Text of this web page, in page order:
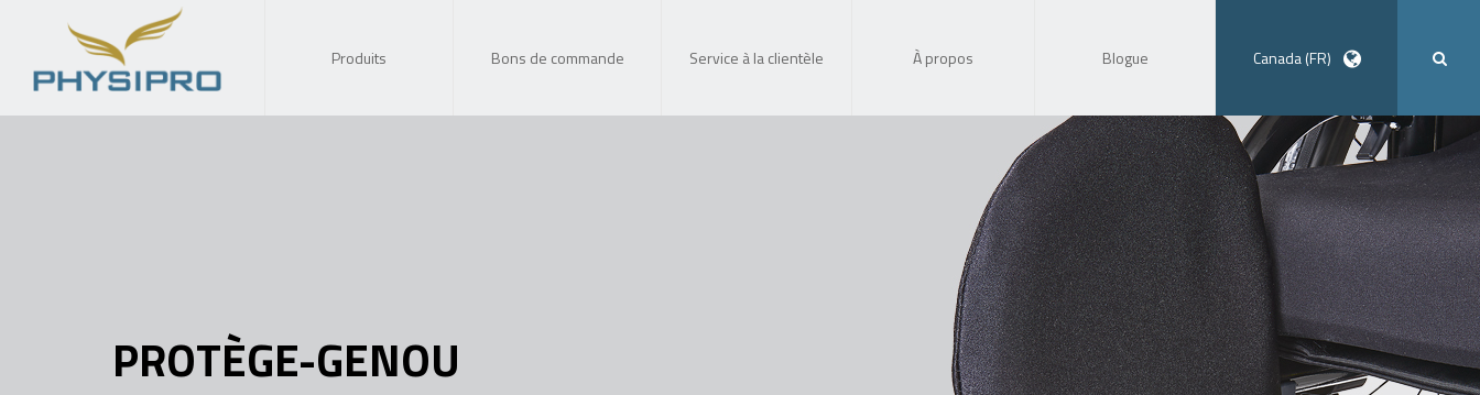
Produits Bons de commande Service à la clientèle À propos Blogue Canada (FR)
PROTÈGE-GENOU